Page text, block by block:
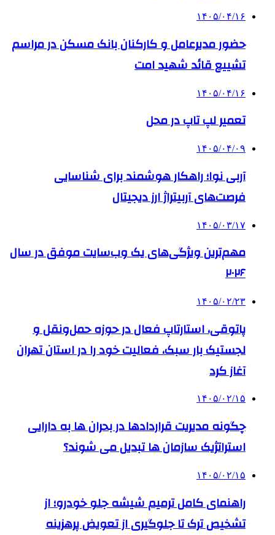
۱۴۰۵/۰۴/۱۶
حضور مدیرعامل و کارکنان بانک مسکن در مراسم
تشییع قائد شهید امت
۱۴۰۵/۰۴/۱۶
تعمیر لپ تاپ در محل
۱۴۰۵/۰۴/۰۹
آربی نوا؛ راهکار هوشمند برای شناسایی
فرصت‌های آربیتراژ ارز دیجیتال
۱۴۰۵/۰۳/۱۷
مهم‌ترین ویژگی‌های یک وب‌سایت موفق در سال
۲۰۲۶
۱۴۰۵/۰۲/۲۳
پاتوقی، استارتاپ فعال در حوزه حمل‌ونقل و
لجستیک بار سبک، فعالیت خود را در استان تهران
آغاز کرد
۱۴۰۵/۰۲/۱۵
چگونه مدیریت قراردادها در بحران ها به دارایی
استراتژیک سازمان ها تبدیل می شوند؟
۱۴۰۵/۰۲/۱۵
راهنمای کامل ترمیم شیشه جلو خودرو؛ از
تشخیص ترک تا جلوگیری از تعویض پرهزینه